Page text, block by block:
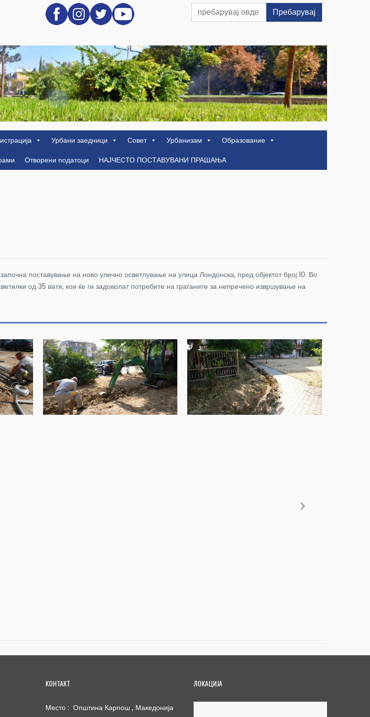
Пребарувај
Урбани заедници Совет Урбанизам
Образование
Отворени податоци НАЈЧЕСТО ПОСТАВУВАНИ ПРАШАЊА
поставување на ново улично осветлување на улица Лондонска, пред објектот број 10. Во
од 35 вати, кои ќе ги задоволат потребите на граѓаните за непречено извршување на
КОНТАКТ
Место : Општина Карпош , Македонија
ЛОКАЦИЈА